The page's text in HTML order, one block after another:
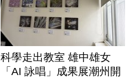
科學走出教室 雄中雄女
「AI 詠唱」成果展潮州開